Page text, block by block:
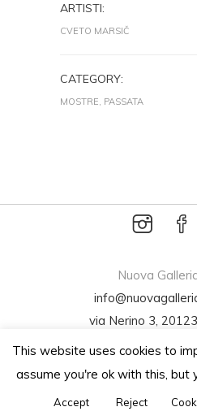
ARTISTI:
CVETO MARSIČ
CATEGORY:
MOSTRE, PASSATA
Nuova
via Nerino 3,
Tel +39 02
P.Iva
Subscribe to
This website uses cookies to
assume you're ok with this, but
Accept Reject